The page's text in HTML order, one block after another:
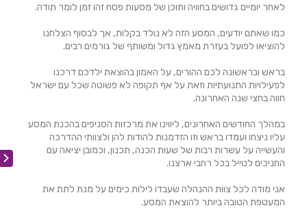
לאחר יומיים גדושים בחוויה ותוכן של מסעות פסח זהו זמן לומר תודה.
כמו שאתם יודעים, המסע הזה לא נולד בקלות, אך לבסוף הצלחנו
להוציאו לפועל בעזרת מאמץ גדול ומשותף של גורמים רבים.
בראש ובראשונה לכם ההורים, על האמון בהוצאת ילדכם דרכנו
לפעילויות התנועתיות וזאת על אף תקופה לא פשוטה שכל עם ישראל
חווה בחצי שנה האחרונה.
במהלך החודשים האחרונים, ליווינו את מרכזות הסניפים בהכנת המסע
עליו ניצחו ועמדו בראש וזו הזדמנות להודות להן ולצוותי ההדרכה
והעשייה על עשרות רבות של שעות הכנה, תכנון, וכמובן יציאה עם
החניכים לטייל בכל רחבי ארצנו.
אני מודה לכל צוות ההנהלה שעבדו לילות כימים על מנת לתת את
המעטפת הטובה ביותר להוצאת המסע.